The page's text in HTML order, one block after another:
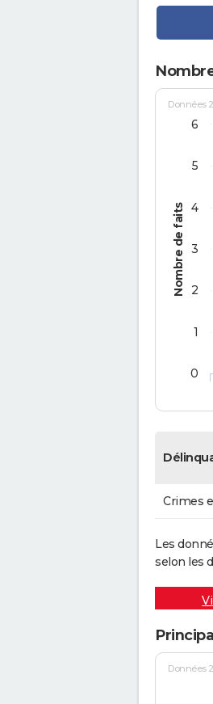
Nombre de faits
Données
0
1
2
3
4
5
6
Crimes
Les
selon les
Données